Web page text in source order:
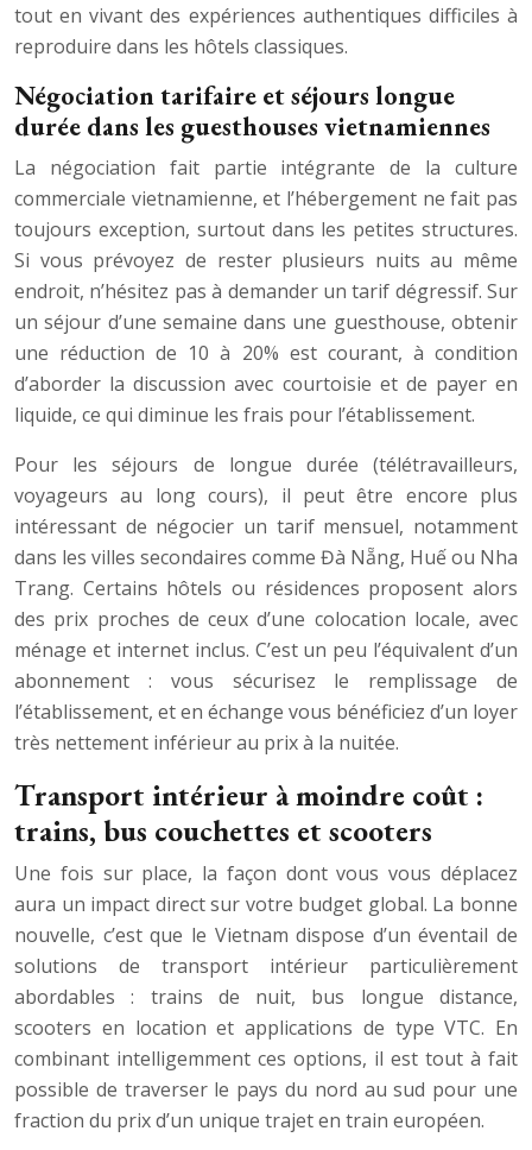
tout en vivant des expériences authentiques difficiles à
reproduire dans les hôtels classiques.
Négociation tarifaire et séjours longue
durée dans les guesthouses vietnamiennes
La négociation fait partie intégrante de la culture
commerciale vietnamienne, et l’hébergement ne fait pas
toujours exception, surtout dans les petites structures.
Si vous prévoyez de rester plusieurs nuits au même
endroit, n’hésitez pas à demander un tarif dégressif. Sur
un séjour d’une semaine dans une guesthouse, obtenir
une réduction de 10 à 20% est courant, à condition
d’aborder la discussion avec courtoisie et de payer en
liquide, ce qui diminue les frais pour l’établissement.
Pour les séjours de longue durée (télétravailleurs,
voyageurs au long cours), il peut être encore plus
intéressant de négocier un tarif mensuel, notamment
dans les villes secondaires comme Đà Nẵng, Huế ou Nha
Trang. Certains hôtels ou résidences proposent alors
des prix proches de ceux d’une colocation locale, avec
ménage et internet inclus. C’est un peu l’équivalent d’un
abonnement : vous sécurisez le remplissage de
l’établissement, et en échange vous bénéficiez d’un loyer
très nettement inférieur au prix à la nuitée.
Transport intérieur à moindre coût :
trains, bus couchettes et scooters
Une fois sur place, la façon dont vous vous déplacez
aura un impact direct sur votre budget global. La bonne
nouvelle, c’est que le Vietnam dispose d’un éventail de
solutions de transport intérieur particulièrement
abordables : trains de nuit, bus longue distance,
scooters en location et applications de type VTC. En
combinant intelligemment ces options, il est tout à fait
possible de traverser le pays du nord au sud pour une
fraction du prix d’un unique trajet en train européen.